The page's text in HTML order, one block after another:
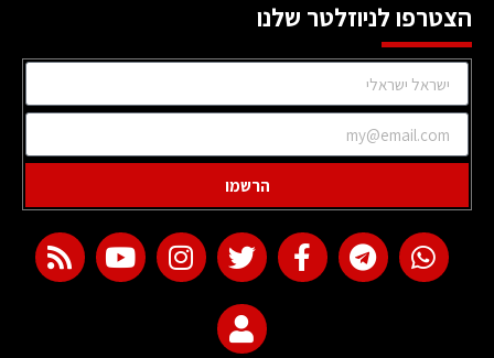
הצטרפו לניוזלטר שלנו
הרשמו